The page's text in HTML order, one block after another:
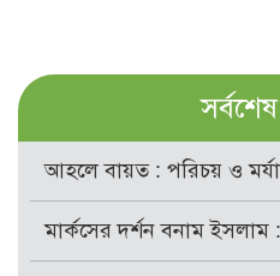
সর্বশেষ
আহলে বায়ত : পরিচয় ও
মার্কসের দর্শন বনাম ইসলাম :